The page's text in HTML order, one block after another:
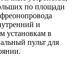
по площади
и
установкам в
пульт для